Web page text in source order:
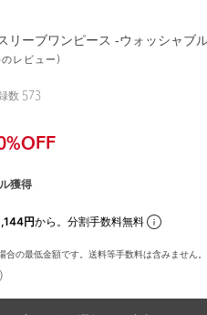
リーブワンピース ‐ウォッシャブ
レビュー)
数 573
%OFF
獲得
円から。分割手数料無料
の最低金額です。送料等手数料は含みません。